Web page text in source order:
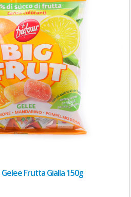
Frutta Gialla 150g